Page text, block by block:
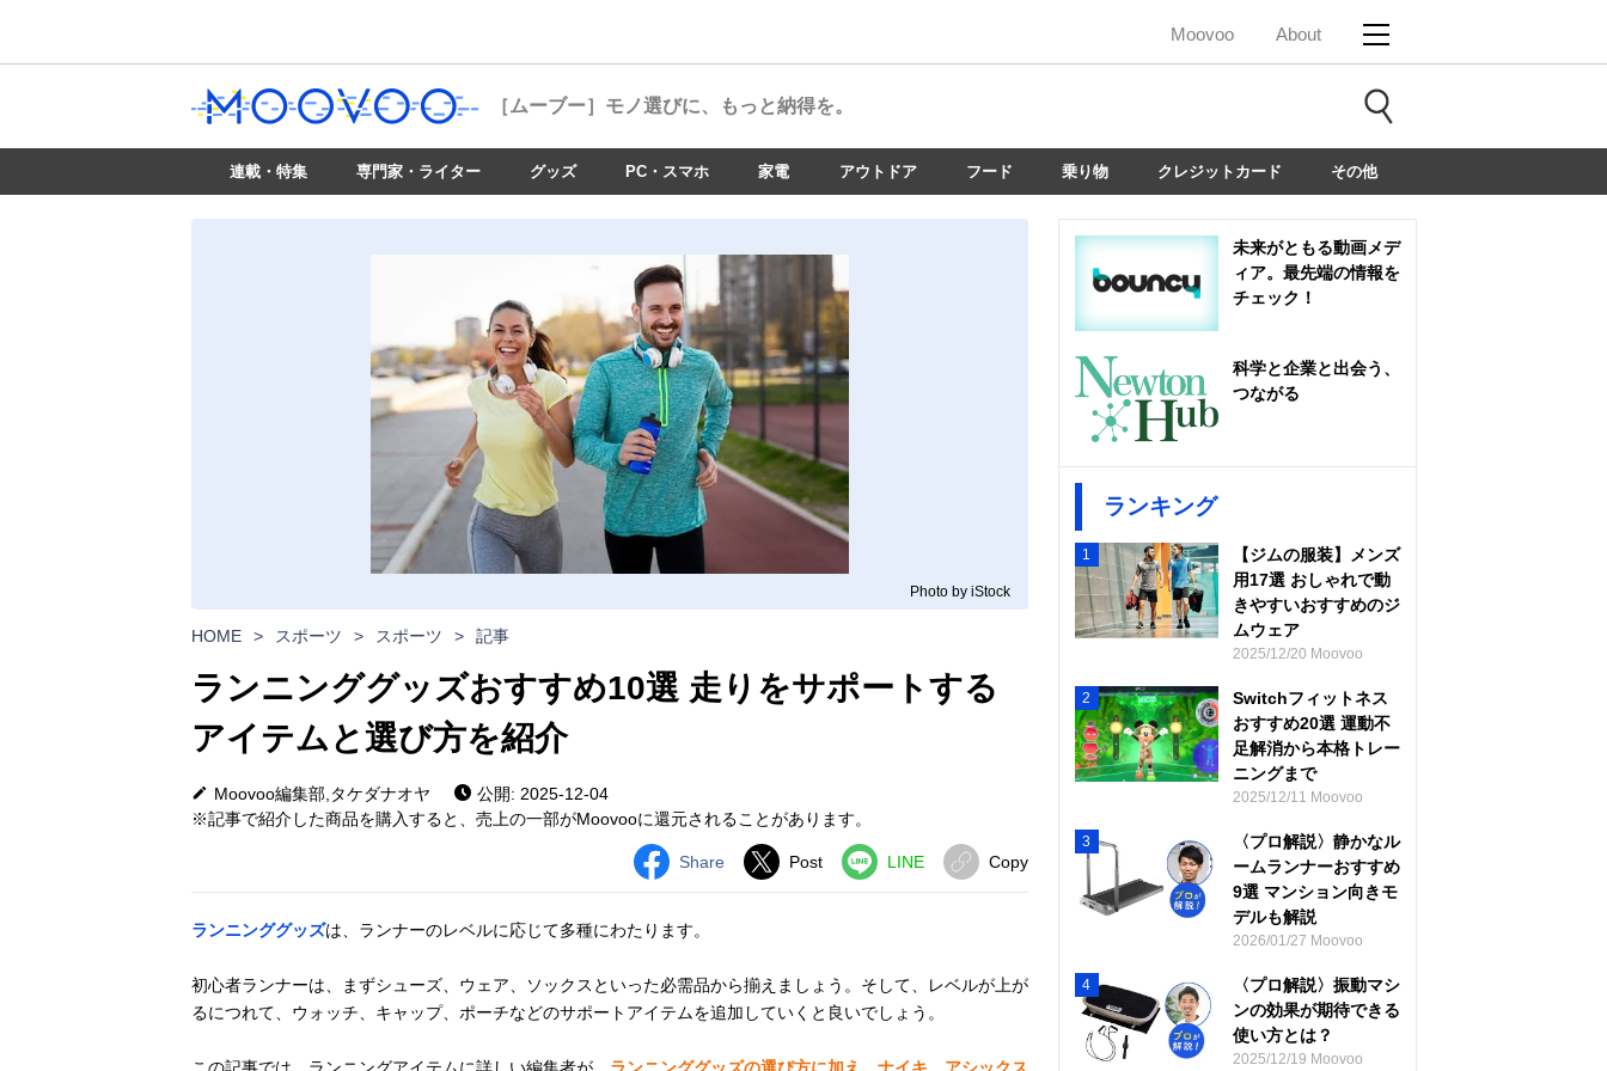
Moovoo About
［ムーブー］ モノ選びに、もっと納得を。
連載・特集 専門家・ライター グッズ PC・スマホ 家電 アウトドア フード 乗り物 クレジットカード その他
Photo by iStock
HOME > スポーツ > スポーツ > 記事
ランニンググッズおすすめ10選 走りをサポートする
アイテムと選び方を紹介
Moovoo編集部,タケダナオヤ
公開: 2025-12-04
※記事で紹介した商品を購入すると、売上の一部がMoovooに還元されることがあります。
Share Post LINE Copy
ランニンググッズは、ランナーのレベルに応じて多種にわたります。
初心者ランナーは、まずシューズ、ウェア、ソックスといった必需品から揃えましょう。そして、レベルが上が
るにつれて、ウォッチ、キャップ、ポーチなどのサポートアイテムを追加していくと良いでしょう。
未来がともる動画メデ
ィア。最先端の情報を
チェック！
科学と企業と出会う、
つながる
ランキング
1
【ジムの服装】メンズ
用17選 おしゃれで動
きやすいおすすめのジ
ムウェア
2025/12/20 Moovoo
2
Switchフィットネス
おすすめ20選 運動不
足解消から本格トレー
ニングまで
2025/12/11 Moovoo
3
〈プロ解説〉静かなル
ームランナーおすすめ
9選 マンション向きモ
デルも解説
2026/01/27 Moovoo
4
〈プロ解説〉振動マシ
ンの効果が期待できる
使い方とは？
2025/12/19 Moovoo